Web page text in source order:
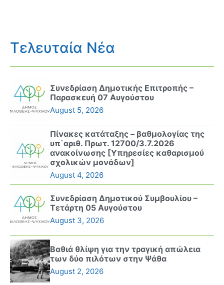
Τελευταία Νέα
Συνεδρίαση Δημοτικής Επιτροπής –
Παρασκευή 07 Αυγούστου
August 5, 2026
Πίνακες κατάταξης – βαθμολογίας της
υπ΄αριθ. Πρωτ. 12700/3.7.2026
ανακοίνωσης [Υπηρεσίες καθαρισμού
σχολικών μονάδων]
August 4, 2026
Συνεδρίαση Δημοτικού Συμβουλίου –
Τετάρτη 05 Αυγούστου
August 3, 2026
Βαθιά θλίψη για την τραγική απώλεια
των δύο πιλότων στην Ψάθα
August 2, 2026